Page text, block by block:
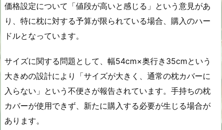
価格設定について「値段が高いと感じる」という意見があ
り、特に枕に対する予算が限られている場合、購入のハー
ドルとなっています。
サイズに関する問題として、幅54cm×奥行き35cmという
大きめの設計により「サイズが大きく、通常の枕カバーに
入らない」という不便さが報告されています。手持ちの枕
カバーが使用できず、新たに購入する必要が生じる場合が
あります。